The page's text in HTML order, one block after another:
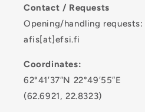
Contact / Requests
Opening/handling requests:
afis[at]efsi.fi
Coordinates:
62°41′37″N 22°49′55″E
(62.6921, 22.8323)